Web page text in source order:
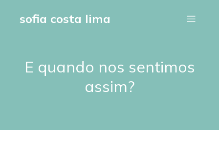
sofia costa lima
E quando nos sentimos
assim?